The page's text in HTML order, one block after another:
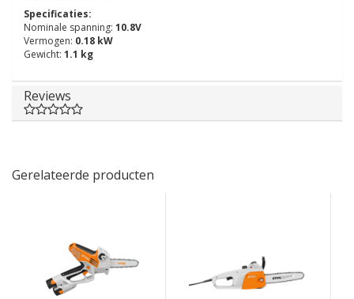
Specificaties:
Nominale spanning: 10.8V
Vermogen: 0.18 kW
Gewicht: 1.1 kg
Reviews
Gerelateerde producten